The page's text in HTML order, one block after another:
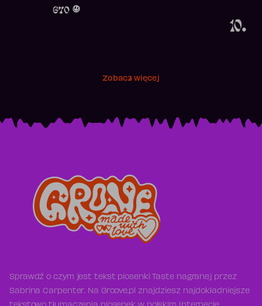
10.
670
Zobacz więcej
Sprawdź o czym jest tekst piosenki Taste nagranej przez
Sabrina Carpenter. Na Groove.pl znajdziesz najdokładniejsze